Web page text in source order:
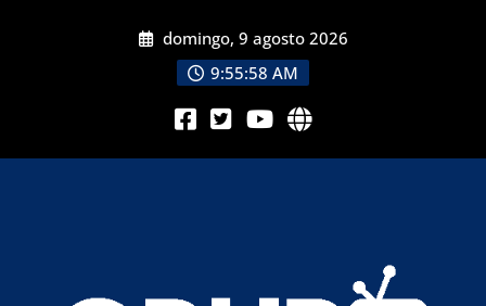
domingo, 9 agosto 2026
9:56:00 AM